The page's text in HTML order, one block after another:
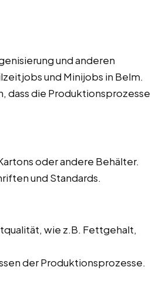
und anderen
und Minijobs in Belm.
dass die Produktionsprozesse
oder andere Behälter.
und Standards.
wie z.B. Fettgehalt,
der Produktionsprozesse.